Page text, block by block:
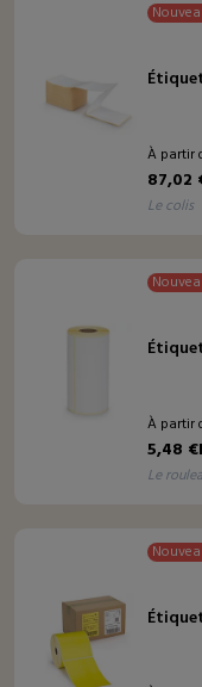
À partir
87,02
le colis
À partir
5,48
le